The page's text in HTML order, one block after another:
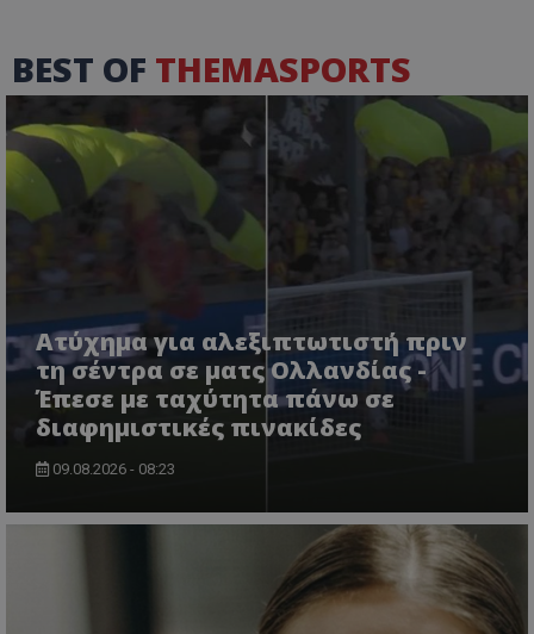
BEST OF THEMASPORTS
Ατύχημα για αλεξιπτωτιστή πριν
τη σέντρα σε ματς Ολλανδίας -
Έπεσε με ταχύτητα πάνω σε
διαφημιστικές πινακίδες
09.08.2026 - 08:23